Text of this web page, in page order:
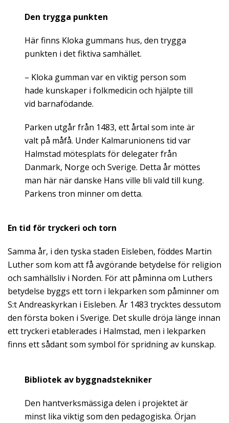
Den trygga punkten
Här finns Kloka gummans hus, den trygga
punkten i det fiktiva samhället.
– Kloka gumman var en viktig person som
hade kunskaper i folkmedicin och hjälpte till
vid barnafödande.
Parken utgår från 1483, ett årtal som inte är
valt på måfå. Under Kalmarunionens tid var
Halmstad mötesplats för delegater från
Danmark, Norge och Sverige. Detta år möttes
man här när danske Hans ville bli vald till kung.
Parkens tron minner om detta.
En tid för tryckeri och torn
Samma år, i den tyska staden Eisleben, föddes Martin
Luther som kom att få avgörande betydelse för religion
och samhällsliv i Norden. För att påminna om Luthers
betydelse byggs ett torn i lekparken som påminner om
S:t Andreaskyrkan i Eisleben. År 1483 trycktes dessutom
den första boken i Sverige. Det skulle dröja länge innan
ett tryckeri etablerades i Halmstad, men i lekparken
finns ett sådant som symbol för spridning av kunskap.
Bibliotek av byggnadstekniker
Den hantverksmässiga delen i projektet är
minst lika viktig som den pedagogiska. Örjan